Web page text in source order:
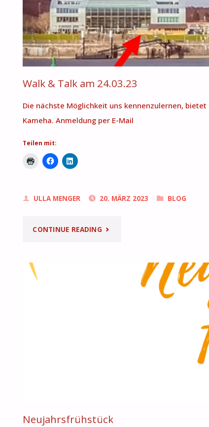
Walk & Talk am 24.03.23
Die nächste Möglichkeit uns kennenzulernen,
Kameha. Anmeldung per E-Mail
Teilen mit:
ULLA MENGER 20. MÄRZ 2023 BLOG
CONTINUE READING "WALK
Neujahrsfrühstück